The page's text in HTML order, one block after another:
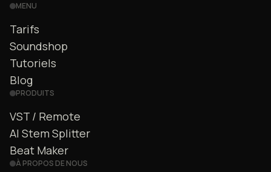
MENU
Tarifs
Soundshop
Tutoriels
Blog
PRODUITS
VST / Remote
AI Stem Splitter
Beat Maker
À PROPOS DE NOUS